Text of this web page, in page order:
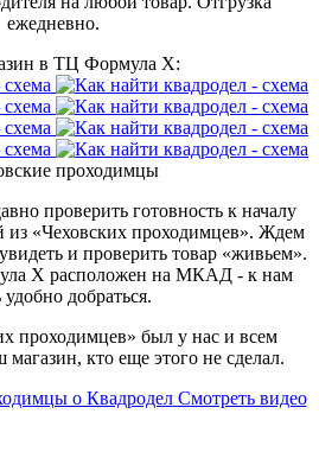
ежедневно.
в ТЦ Формула Х:
проверить готовность к началу
из «Чеховских проходимцев». Ждем
и проверить товар «живьем».
Х расположен на МКАД - к нам
удобно добраться.
проходимцев» был у нас и всем
магазин, кто еще этого не сделал.
Смотреть видео